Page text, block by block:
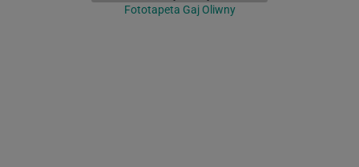
Fototapeta Gaj Oliwny